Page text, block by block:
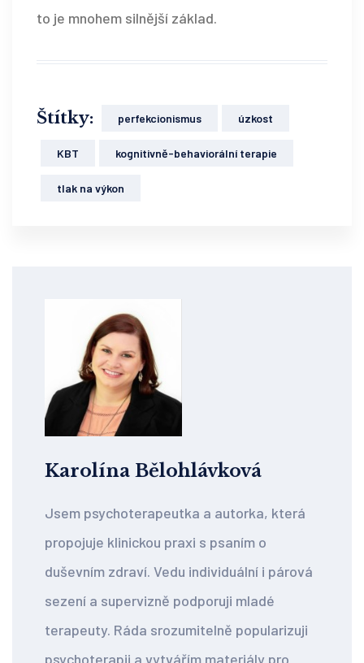
to je mnohem silnější základ.
Štítky: perfekcionismus úzkost
KBT kognitivně-behaviorální terapie
tlak na výkon
Karolína Bělohlávková
Jsem psychoterapeutka a autorka, která
propojuje klinickou praxi s psaním o
duševním zdraví. Vedu individuální i párová
sezení a supervizně podporuji mladé
terapeuty. Ráda srozumitelně popularizuji
psychoterapii a vytvářím materiály pro